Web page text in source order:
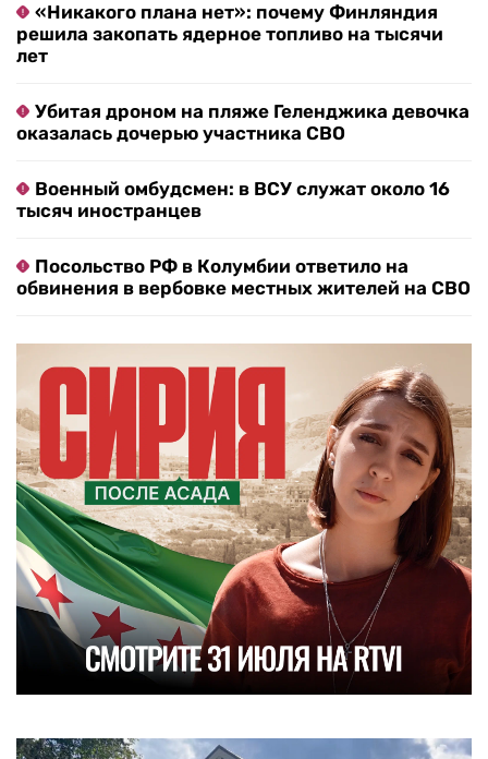
«Никакого плана нет»: почему Финляндия
решила закопать ядерное топливо на тысячи
лет
Убитая дроном на пляже Геленджика девочка
оказалась дочерью участника СВО
Военный омбудсмен: в ВСУ служат около 16
тысяч иностранцев
Посольство РФ в Колумбии ответило на
обвинения в вербовке местных жителей на СВО